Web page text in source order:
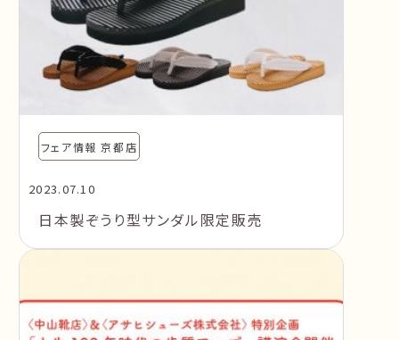
フェア情報 京都店
2023.07.10
日本製ぞうり型サンダル限定販売